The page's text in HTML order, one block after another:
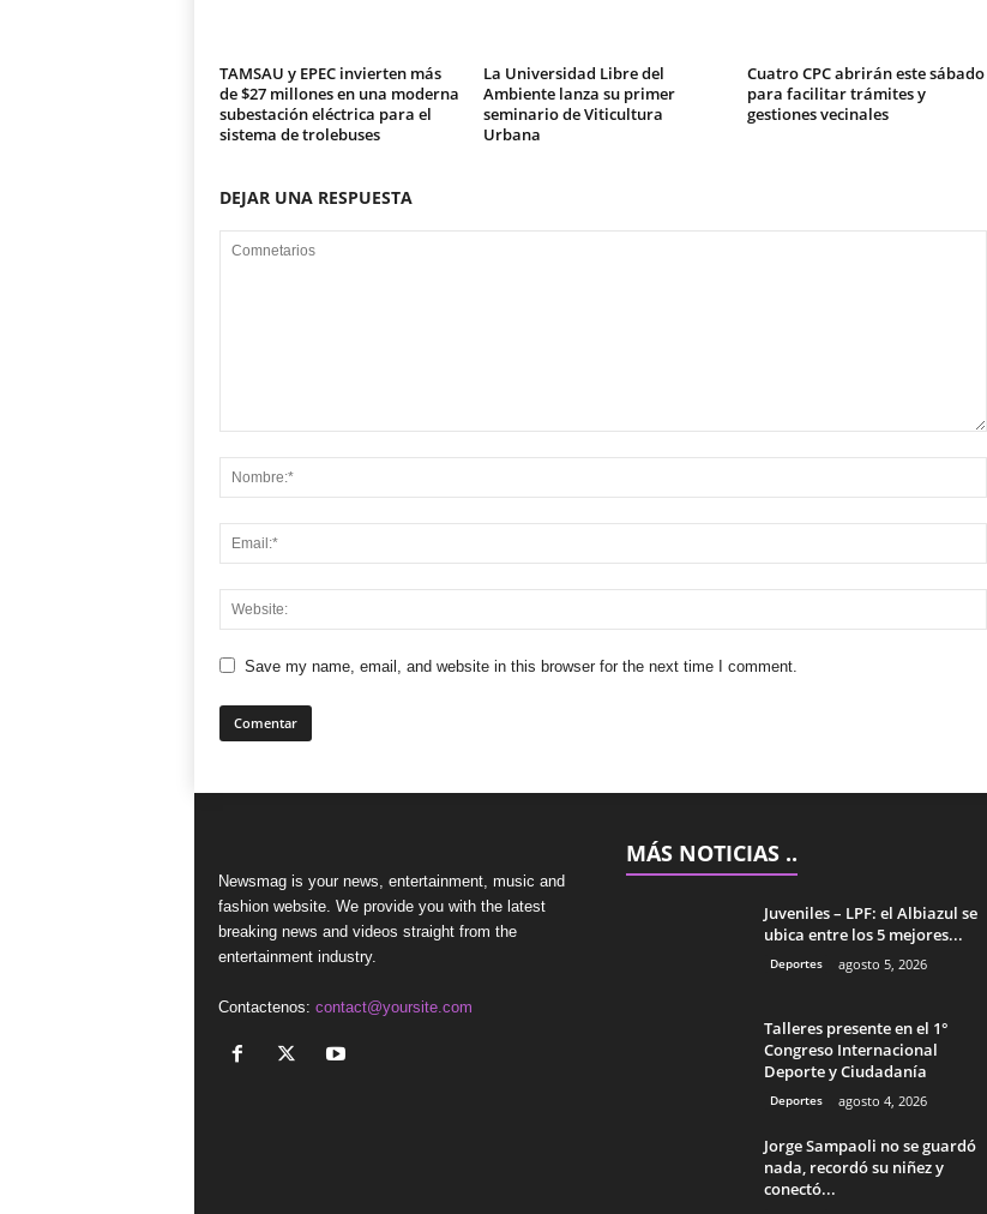
TAMSAU y EPEC invierten más
de $27 millones en una moderna
subestación eléctrica para el
sistema de trolebuses
La Universidad Libre del
Ambiente lanza su primer
seminario de Viticultura
Urbana
Cuatro CPC abrirán este sábado
para facilitar trámites y
gestiones vecinales
DEJAR UNA RESPUESTA
Save my name, email, and website in this browser for the next time I comment.
Newsmag is your news, entertainment, music and
fashion website. We provide you with the latest
breaking news and videos straight from the
entertainment industry.
Contactenos: contact@yoursite.com
MÁS NOTICIAS ..
Juveniles – LPF: el Albiazul se
ubica entre los 5 mejores...
Deportes agosto 5, 2026
Talleres presente en el 1°
Congreso Internacional
Deporte y Ciudadanía
Deportes agosto 4, 2026
Jorge Sampaoli no se guardó
nada, recordó su niñez y
conectó...